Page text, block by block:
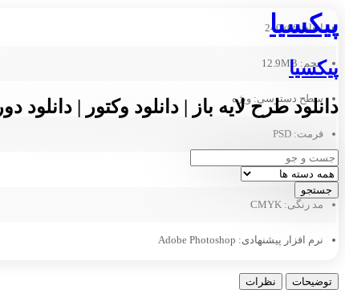
پیکسیا
پیکسیا
دانلود طرح لایه باز | دانلود وکتور | دانلود
ابعاد:66×240
حجم:
سطح دسترسی: ویژه
فرمت: PSD
لایه باز:بله
مد رنگی: CMYK
نرم افزار پیشنهادی:
توضیحات نظرات